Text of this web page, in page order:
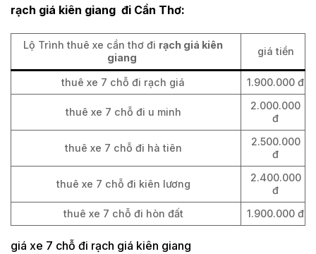
rạch giá kiên giang đi Cần Thơ:
Lộ Trình thuê xe cần thơ đi rạch giá kiên
giang
giá tiền
thuê xe 7 chỗ đi rạch giá 1.900.000 đ
thuê xe 7 chỗ đi u minh
2.000.000
đ
thuê xe 7 chỗ đi hà tiên
2.500.000
đ
thuê xe 7 chỗ đi kiên lương
2.400.000
đ
thuê xe 7 chỗ đi hòn đất
1.900.000 đ
giá xe 7 chỗ đi rạch giá kiên giang